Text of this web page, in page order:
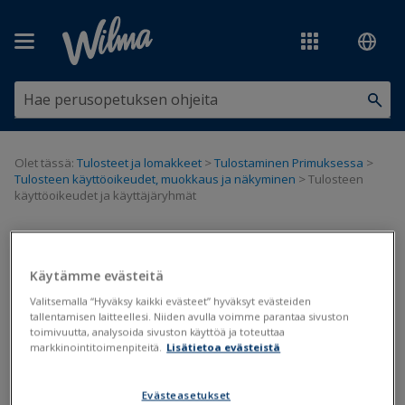
Olet tässä: Tulosteet ja lomakkeet >Tulostaminen Primuksessa >
Tulosteen käyttöoikeudet, muokkaus ja näkyminen >Tulosteen
käyttöoikeudet ja käyttäjäryhmät
käyttäjäryhmät
Tulosteen muokkaus
Käytämme evästeitä
Valitsemalla “Hyväksy kaikki evästeet” hyväksyt evästeiden
tallentamisen laitteellesi. Niiden avulla voimme parantaa sivuston
toimivuutta, analysoida sivuston käyttöä ja toteuttaa
markkinointitoimenpiteitä. Lisätietoa evästeistä
Evästeasetukset